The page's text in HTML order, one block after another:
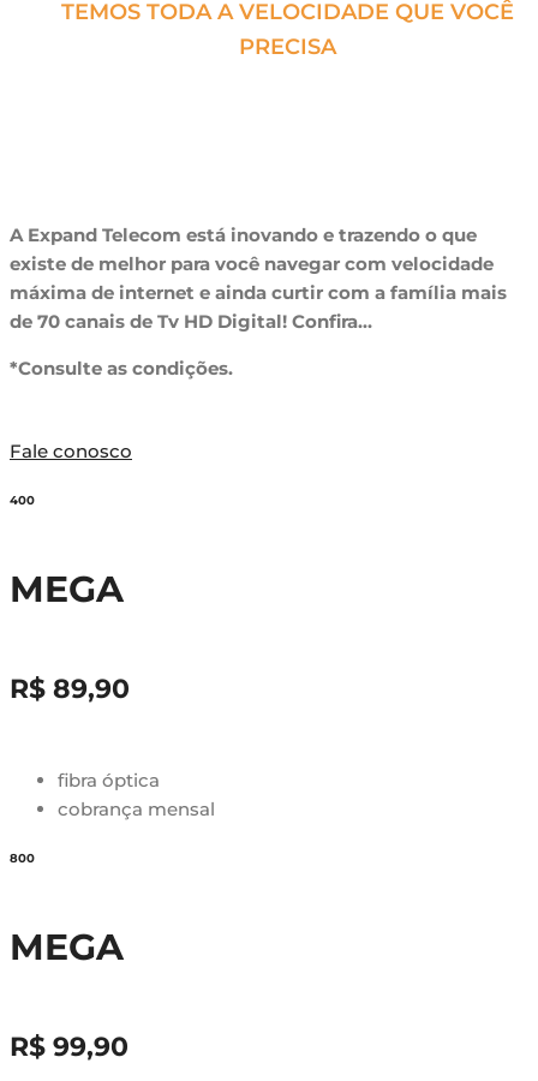
TEMOS TODA A VELOCIDADE QUE VOCÊ
PRECISA
A Expand Telecom está inovando e trazendo o que
existe de melhor para você navegar com velocidade
máxima de internet e ainda curtir com a família mais
de 70 canais de Tv HD Digital! Confira…
*Consulte as condições.
Fale conosco
400
MEGA
R$ 89,90
fibra óptica
cobrança mensal
800
MEGA
R$ 99,90